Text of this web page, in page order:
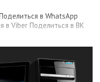
в WhatsApp
в Viber Поделиться в ВК